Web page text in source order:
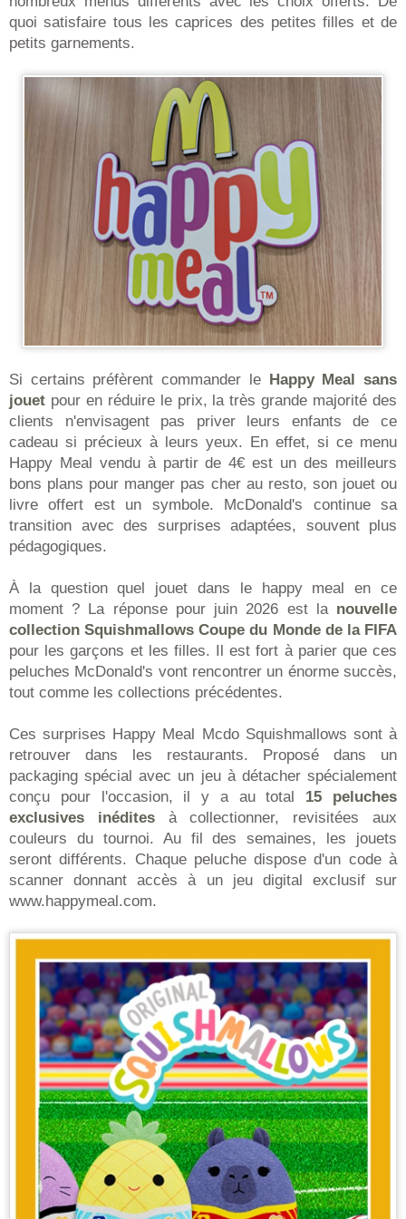
quoi satisfaire tous les caprices des petites filles et de
petits garnements.
Si certains préfèrent commander le Happy Meal sans
jouet pour en réduire le prix, la très grande majorité des
clients n'envisagent pas priver leurs enfants de ce
cadeau si précieux à leurs yeux. En effet, si ce menu
Happy Meal vendu à partir de 4€ est un des meilleurs
bons plans pour manger pas cher au resto, son jouet ou
livre offert est un symbole. McDonald's continue sa
transition avec des surprises adaptées, souvent plus
pédagogiques.
À la question quel jouet dans le happy meal en ce
moment ? La réponse pour juin 2026 est la nouvelle
collection Squishmallows Coupe du Monde de la FIFA
pour les garçons et les filles. Il est fort à parier que ces
peluches McDonald's vont rencontrer un énorme succès,
tout comme les collections précédentes.
Ces surprises Happy Meal Mcdo Squishmallows sont à
retrouver dans les restaurants. Proposé dans un
packaging spécial avec un jeu à détacher spécialement
conçu pour l'occasion, il y a au total 15 peluches
exclusives inéditesà collectionner, revisitées aux
couleurs du tournoi. Au fil des semaines, les jouets
seront différents. Chaque peluche dispose d'un code à
scanner donnant accès à un jeu digital exclusif sur
www.happymeal.com.